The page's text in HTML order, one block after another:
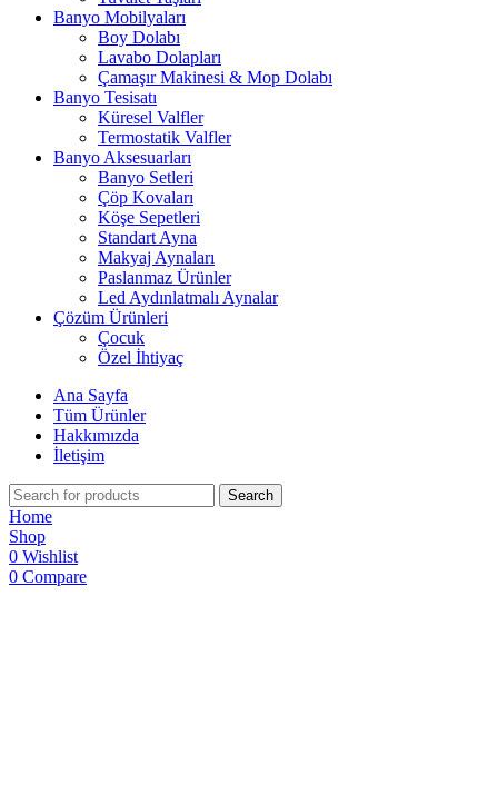
Banyo Mobilyaları
Boy Dolabı
Lavabo Dolapları
Çamaşır Makinesi & Mop Dolabı
Banyo Tesisatı
Küresel Valfler
Termostatik Valfler
Banyo Aksesuarları
Banyo Setleri
Çöp Kovaları
Köşe Sepetleri
Standart Ayna
Makyaj Aynaları
Paslanmaz Ürünler
Led Aydınlatmalı Aynalar
Çözüm Ürünleri
Çocuk
Özel İhtiyaç
Ana Sayfa
Tüm Ürünler
Hakkımızda
İletişim
Search
Home
Shop
0 Wishlist
0 Compare